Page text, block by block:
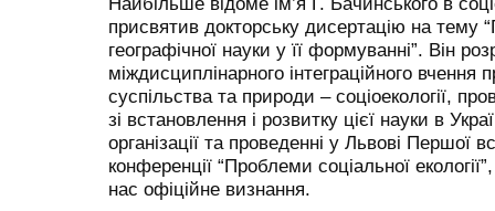
присвятив докторську дисертацію на тему
географічної науки у її формуванні”. Він
міждисциплінарного інтеграційного вчення
суспільства та природи – соціоекології,
зі встановлення і розвитку цієї науки в
організації та проведенні у Львові Першої
конференції “Проблеми соціальної
нас офіційне визнання.